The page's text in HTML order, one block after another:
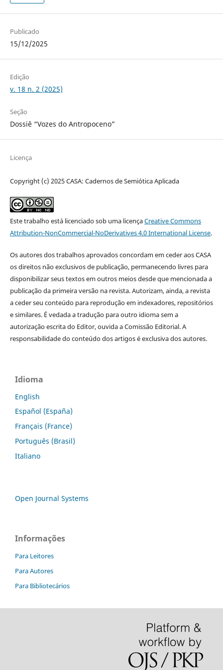
Publicado
15/12/2025
Edição
v. 18 n. 2 (2025)
Seção
Dossiê “Vozes do Antropoceno”
Licença
Copyright (c) 2025 CASA: Cadernos de Semiótica Aplicada
Este trabalho está licenciado sob uma licençaCreative Commons
Attribution-NonCommercial-NoDerivatives 4.0 International License.
Os autores dos trabalhos aprovados concordam em ceder aos CASA
os direitos não exclusivos de publicação, permanecendo livres para
disponibilizar seus textos em outros meios desde que mencionada a
publicação da primeira versão na revista. Autorizam, ainda, a revista
a ceder seu conteúdo para reprodução em indexadores, repositórios
e similares. É vedada a tradução para outro idioma sem a
autorização escrita do Editor, ouvida a Comissão Editorial. A
responsabilidade do conteúdo dos artigos é exclusiva dos autores.
Idioma
English
Español (España)
Français (France)
Português (Brasil)
Italiano
Open Journal Systems
Informações
Para Leitores
Para Autores
Para Bibliotecários